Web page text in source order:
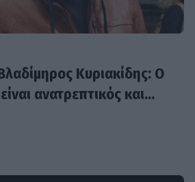
Κυριακίδης: Ο
ανατρεπτικός και...